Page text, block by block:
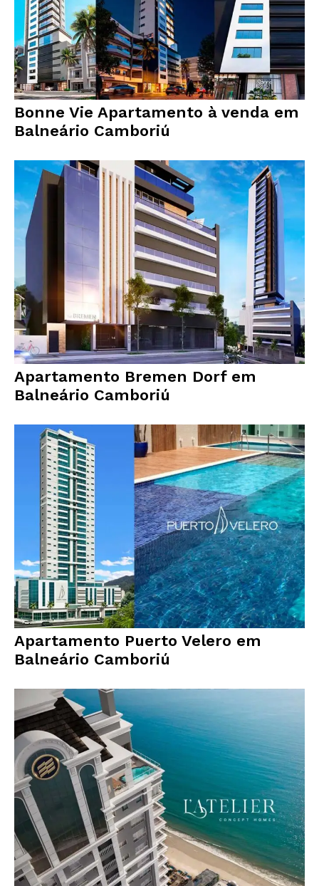
Bonne Vie Apartamento à venda em
Balneário Camboriú
Apartamento Bremen Dorf em
Balneário Camboriú
Apartamento Puerto Velero em
Balneário Camboriú